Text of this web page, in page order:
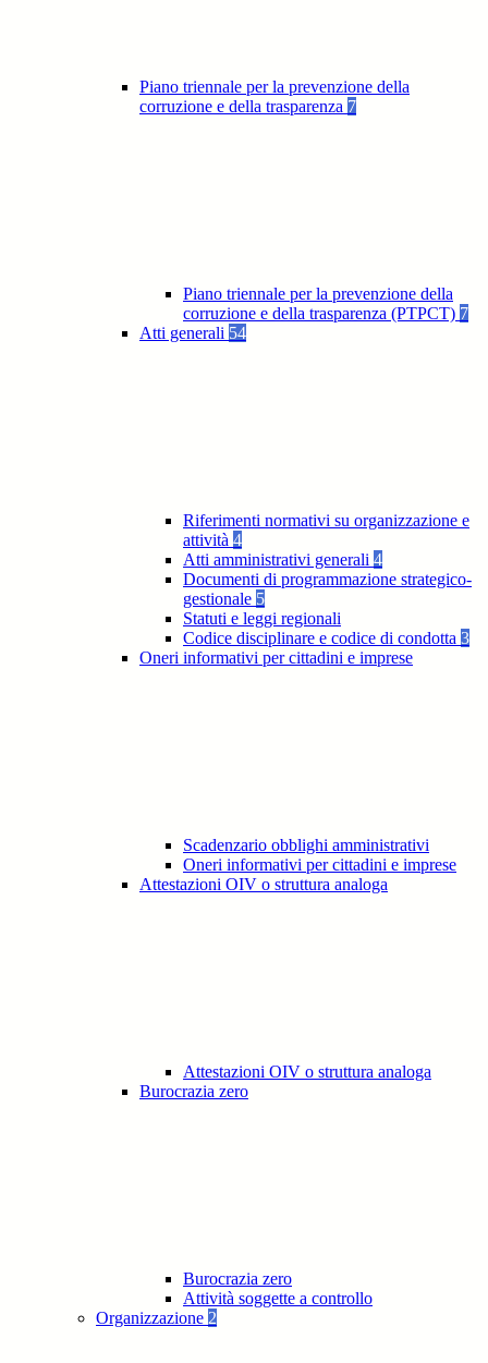
Piano triennale per la prevenzione della
corruzione e della trasparenza 7
Piano triennale per la prevenzione della
corruzione e della trasparenza (PTPCT) 7
Atti generali 54
Riferimenti normativi su organizzazione e
attività 4
Atti amministrativi generali 4
Documenti di programmazione strategico-
gestionale 5
Statuti e leggi regionali
Codice disciplinare e codice di condotta 3
Oneri informativi per cittadini e imprese
Scadenzario obblighi amministrativi
Oneri informativi per cittadini e imprese
Attestazioni OIV o struttura analoga
Attestazioni OIV o struttura analoga
Burocrazia zero
Burocrazia zero
Attività soggette a controllo
Organizzazione 2